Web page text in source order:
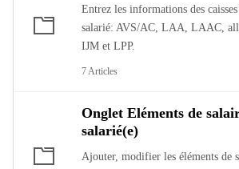
Entrez les informations des caisses
salarié: AVS/AC, LAA, LAAC,
IJM et LPP.
7 Articles
Onglet Eléments de
salarié(e)
Ajouter, modifier les éléments de